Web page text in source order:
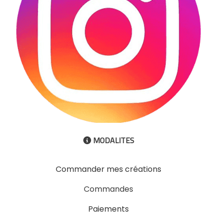
 MODALITES
Commander mes créations
Commandes
Paiements